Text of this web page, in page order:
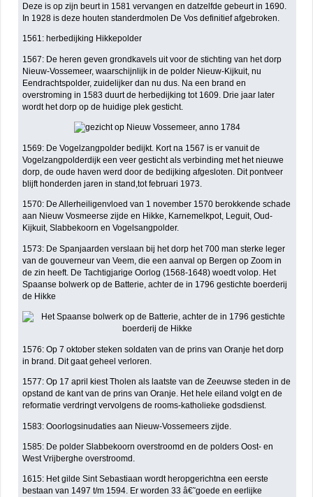
Deze is op zijn beurt in 1581 vervangen en datzelfde gebeurt in 1690.
In 1928 is deze houten standerdmolen De Vos definitief afgebroken.
1561: herbedijking Hikkepolder
1567: De heren geven grondkavels uit voor de stichting van het dorp
Nieuw-Vossemeer, waarschijnlijk in de polder Nieuw-Kijkuit, nu
Eendrachtspolder, zuidelijker dan nu dus. Na een brand en
overstroming in 1583 duurt de herbedijking tot 1609. Drie jaar later
wordt het dorp op de huidige plek gesticht.
1569: De Vogelzangpolder bedijkt. Kort na 1567 is er vanuit de
Vogelzangpolderdijk een veer gesticht als verbinding met het nieuwe
dorp, de oude haven werd door de bedijking afgesloten. Dit pontveer
blijft honderden jaren in stand,tot februari 1973.
1570: De Allerheiligenvloed van 1 november 1570 berokkende schade
aan Nieuw Vosmeerse zijde en Hikke, Karnemelkpot, Leguit, Oud-
Kijkuit, Slabbekoorn en Vogelsangpolder.
1573: De Spanjaarden verslaan bij het dorp het 700 man sterke leger
van de gouverneur van Veem, die een aanval op Bergen op Zoom in
de zin heeft. De Tachtigjarige Oorlog (1568-1648) woedt volop. Het
Spaanse bolwerk op de Batterie, achter de in 1796 gestichte boerderij
de Hikke
1576: Op 7 oktober steken soldaten van de prins van Oranje het dorp
in brand. Dit gaat geheel verloren.
1577: Op 17 april kiest Tholen als laatste van de Zeeuwse steden in de
opstand de kant van de prins van Oranje. Het hele eiland volgt en de
reformatie verdringt vervolgens de rooms-katholieke godsdienst.
1583: Ooorlogsinudaties aan Nieuw-Vossemeers zijde.
1585: De polder Slabbekoorn overstroomd en de polders Oost- en
West Vrijberghe overstroomd.
1615: Het gilde Sint Sebastiaan wordt heropgerichtna een eerste
bestaan van 1497 t/m 1594. Er worden 33 â€˜goede en eerlijke